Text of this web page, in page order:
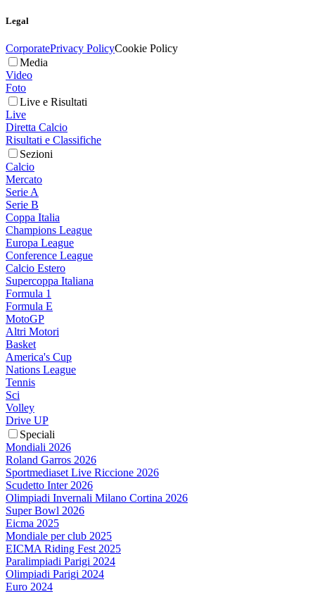
Legal
CorporatePrivacy PolicyCookie Policy
Media
Video
Foto
Live e Risultati
Live
Diretta Calcio
Risultati e Classifiche
Sezioni
Calcio
Mercato
Serie A
Serie B
Coppa Italia
Champions League
Europa League
Conference League
Calcio Estero
Supercoppa Italiana
Formula 1
Formula E
MotoGP
Altri Motori
Basket
America's Cup
Nations League
Tennis
Sci
Volley
Drive UP
Speciali
Mondiali 2026
Roland Garros 2026
Sportmediaset Live Riccione 2026
Scudetto Inter 2026
Olimpiadi Invernali Milano Cortina 2026
Super Bowl 2026
Eicma 2025
Mondiale per club 2025
EICMA Riding Fest 2025
Paralimpiadi Parigi 2024
Olimpiadi Parigi 2024
Euro 2024